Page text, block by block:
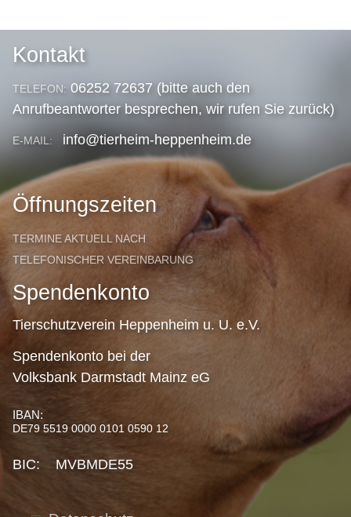
Kontakt
TELEFON: 06252 72637 (bitte auch den
Anrufbeantworter besprechen, wir rufen Sie zurück)
E-MAIL: info@tierheim-heppenheim.de
Öffnungszeiten
TERMINE AKTUELL NACH
TELEFONISCHER VEREINBARUNG
Spendenkonto
Tierschutzverein Heppenheim u. U. e.V.
Spendenkonto bei der
Volksbank Darmstadt Mainz eG
IBAN:
DE79 5519 0000 0101 0590 12
BIC: MVBMDE55